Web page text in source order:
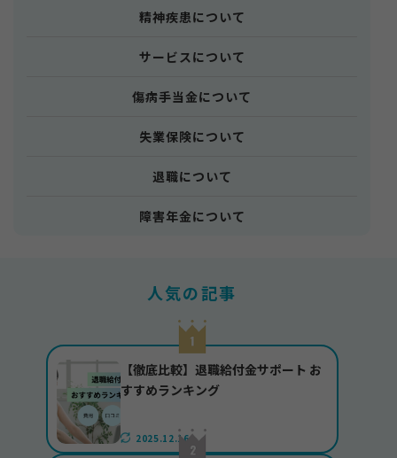
精神疾患について
サービスについて
傷病手当金について
失業保険について
退職について
障害年金について
人気の記事
【徹底比較】退職給付金サポート お
すすめランキング
2025.12.16